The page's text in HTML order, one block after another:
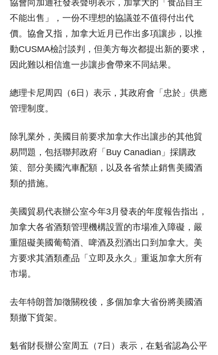
協會向加通社發表聲明表示，加拿大的「食品自主
不能出售」，一份不理想的協議並不值得付出代
價。協會又指，加拿大近月已作出多項讓步，以推
動CUSMA檢討談判，但美方每次都提出新的要求，
因此難以相信進一步讓步會帶來不同結果。
總理卡尼周四（6日）表示，其政府會「忠於」供應
管理制度。
除乳業外，美國目前要求加拿大作出讓步的其他貿
易問題，包括聯邦政府「Buy Canadian」採購政
策、部分美國汽車配額，以及各省禁止銷售美國酒
類的措施。
美國貿易代表辦公室今年3月發表的年度報告指出，
加拿大各省酒類管理機構設置的市場准入障礙，嚴
重阻礙美國葡萄酒、啤酒及烈酒出口到加拿大。美
方要求其酒類產品「立即及永久」重返加拿大所有
市場。
去年特朗普加徵關稅後，多個加拿大省份將美國酒
類撤下貨架。
魁省財長辦公室周五（7日）表示，在魁省認為公平